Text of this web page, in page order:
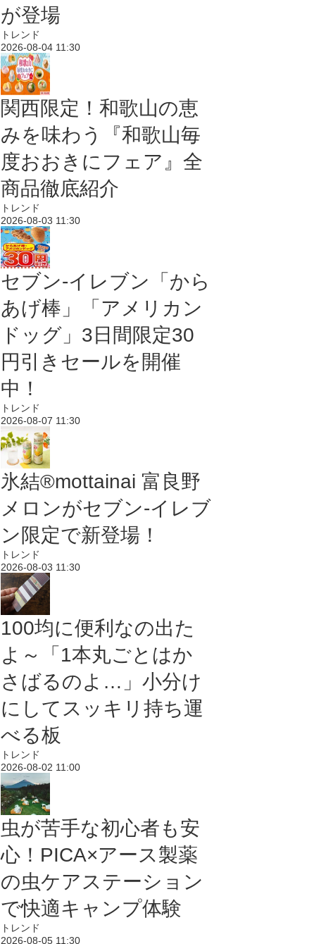
が登場
トレンド
2026-08-04 11:30
関西限定！和歌山の恵
みを味わう『和歌山毎
度おおきにフェア』全
商品徹底紹介
トレンド
2026-08-03 11:30
セブン‐イレブン「から
あげ棒」「アメリカン
ドッグ」3日間限定30
円引きセールを開催
中！
トレンド
2026-08-07 11:30
氷結®mottainai 富良野
メロンがセブン‐イレブ
ン限定で新登場！
トレンド
2026-08-03 11:30
100均に便利なの出た
よ～「1本丸ごとはか
さばるのよ…」小分け
にしてスッキリ持ち運
べる板
トレンド
2026-08-02 11:00
虫が苦手な初心者も安
心！PICA×アース製薬
の虫ケアステーション
で快適キャンプ体験
トレンド
2026-08-05 11:30